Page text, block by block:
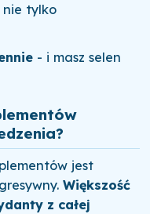
tylko
- i masz selen
jest
Większość
z całej